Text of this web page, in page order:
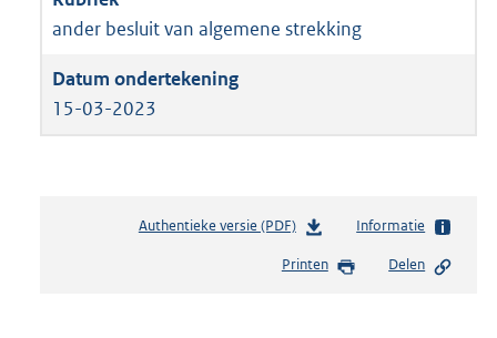
ander besluit van algemene strekking
15-03-2023
Authentieke versie (PDF)b
s
Informatie
Printen Delen